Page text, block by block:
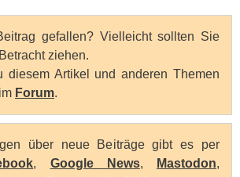
gefallen? Vielleicht sollten Sie
ziehen.
diesem Artikel und anderen Themen
Forum.
über neue Beiträge gibt es per
, Google News, Mastodon,